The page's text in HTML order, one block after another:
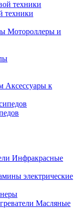
техники
Мотороллеры и
Аксессуары к
Инфракрасные
электрические
Масляные